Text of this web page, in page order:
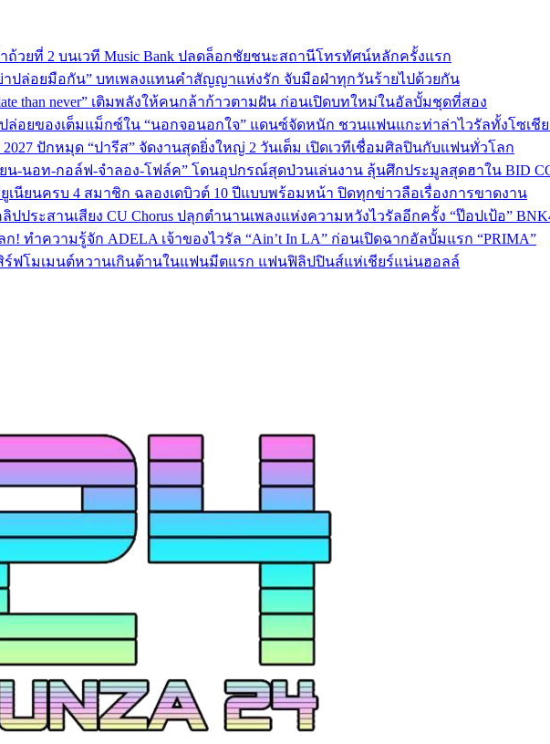
าถ้วยที่ 2 บนเวที Music Bank ปลดล็อกชัยชนะสถานีโทรทัศน์หลักครั้งแรก
ปล่อยมือกัน” บทเพลงแทนคำสัญญาแห่งรัก จับมือฝ่าทุกวันร้ายไปด้วยกัน
late than never” เติมพลังให้คนกล้าก้าวตามฝัน ก่อนเปิดบทใหม่ในอัลบั้มชุดที่สอง
อยของเต็มแม็กซ์ใน “นอกจอนอกใจ” แดนซ์จัดหนัก ชวนแฟนแกะท่าล่าไวรัลทั้งโซเชี
2027 ปักหมุด “ปารีส” จัดงานสุดยิ่งใหญ่ 2 วันเต็ม เปิดเวทีเชื่อมศิลปินกับแฟนทั่วโลก
น-นอท-กอล์ฟ-จำลอง-โฟล์ค” โดนอุปกรณ์สุดป่วนเล่นงาน ลุ้นศึกประมูลสุดฮาใน BID
เนียนครบ 4 สมาชิก ฉลองเดบิวต์ 10 ปีแบบพร้อมหน้า ปิดทุกข่าวลือเรื่องการขาดงาน
ลิปประสานเสียง CU Chorus ปลุกตำนานเพลงแห่งความหวังไวรัลอีกครั้ง “ป๊อปเป้อ”
! ทำความรู้จัก ADELA เจ้าของไวรัล “Ain’t In LA” ก่อนเปิดฉากอัลบั้มแรก “PRIMA”
ร์ฟโมเมนต์หวานเกินต้านในแฟนมีตแรก แฟนฟิลิปปินส์แห่เชียร์แน่นฮอลล์